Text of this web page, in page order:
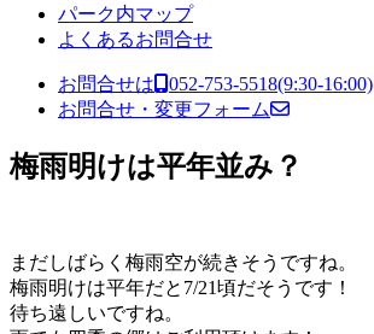
パーク内マップ
よくあるお問合せ
お問合せは 052-753-5518(9:30-16:00)
お問合せ・変更フォーム
梅雨明けは平年並み？
まだしばらく梅雨空が続きそうですね。
梅雨明けは平年だと7/21頃だそうです！
待ち遠しいですね。